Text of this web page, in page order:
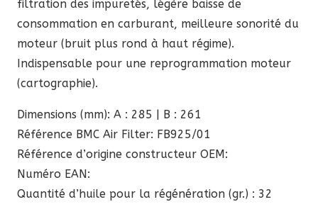
filtration des impuretés, légère baisse de
consommation en carburant, meilleure sonorité du
moteur (bruit plus rond à haut régime).
Indispensable pour une reprogrammation moteur
(cartographie).
Dimensions (mm): A : 285 | B : 261
Référence BMC Air Filter: FB925/01
Référence d’origine constructeur OEM:
Numéro EAN:
Quantité d’huile pour la régénération (gr.) : 32